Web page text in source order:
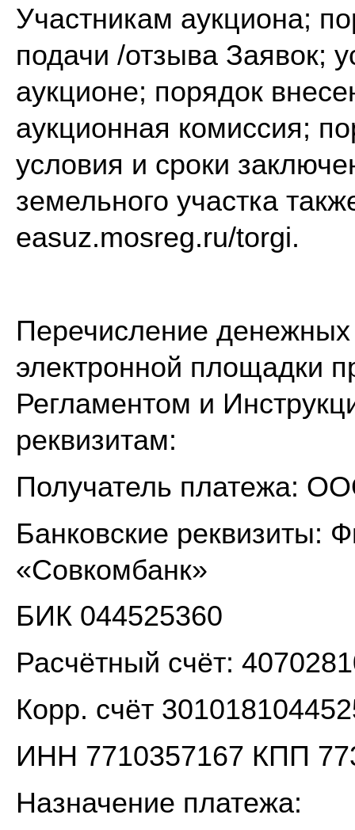
Участникам аукциона;
подачи /отзыва Заявок;
аукционе; порядок
аукционная комиссия;
условия и сроки
земельного участка
easuz.mosreg.ru/torgi.
Перечисление
электронной площадки
Регламентом и
реквизитам:
Получатель платежа:
Банковские реквизиты:
«Совкомбанк»
БИК 044525360
Расчётный счёт:
Корр. счёт
ИНН 7710357167 КПП
Назначение платежа: